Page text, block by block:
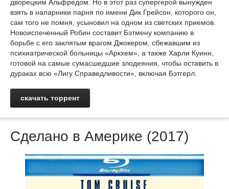
дворецким Альфредом. Но в этот раз супергерой вынужден
взять в напарники парня по имени Дик Грейсон, которого он,
сам того не помня, усыновил на одном из светских приемов.
Новоиспеченный Робин составит Бэтмену компанию в
борьбе с его заклятым врагом Джокером, сбежавшим из
психиатрической больницы «Аркхем», а также Харли Куинн,
готовой на самые сумасшедшие злодеяния, чтобы оставить в
дураках всю «Лигу Справедливости», включая Бэтгерл.
скачать торрент
Сделано в Америке (2017)